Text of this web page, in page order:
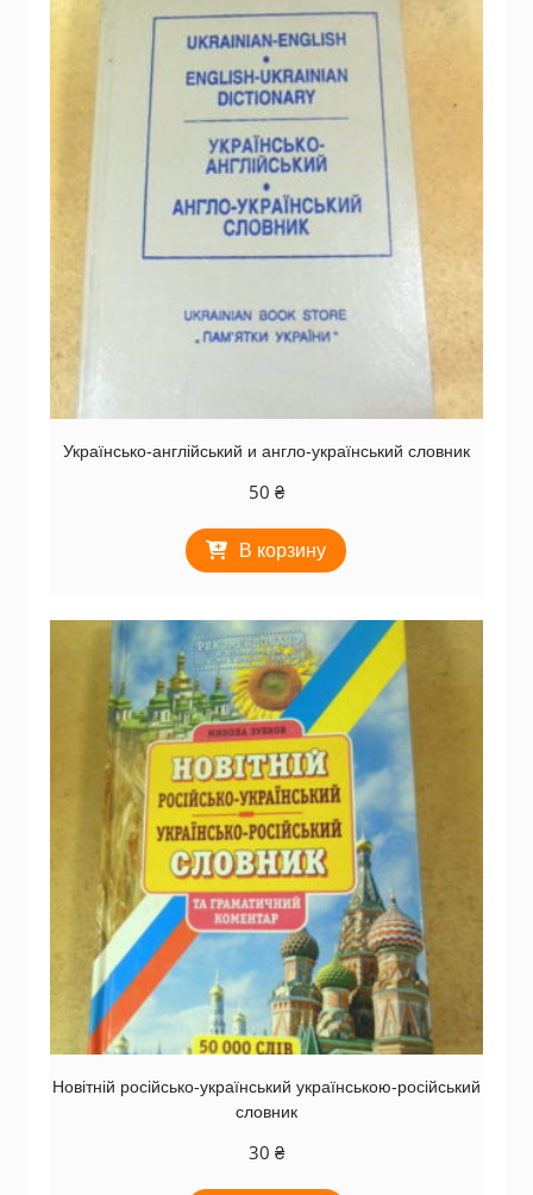
Українсько-англійський и англо-український словник
50 ₴
В корзину
Новітній російсько-український українською-російський
словник
30 ₴